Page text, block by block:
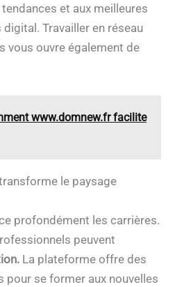
et aux meilleures
digital. Travailler en réseau
vous ouvre également de
www.domnew.fr facilite
le paysage
profondément les carrières.
peuvent
La plateforme offre des
se former aux nouvelles